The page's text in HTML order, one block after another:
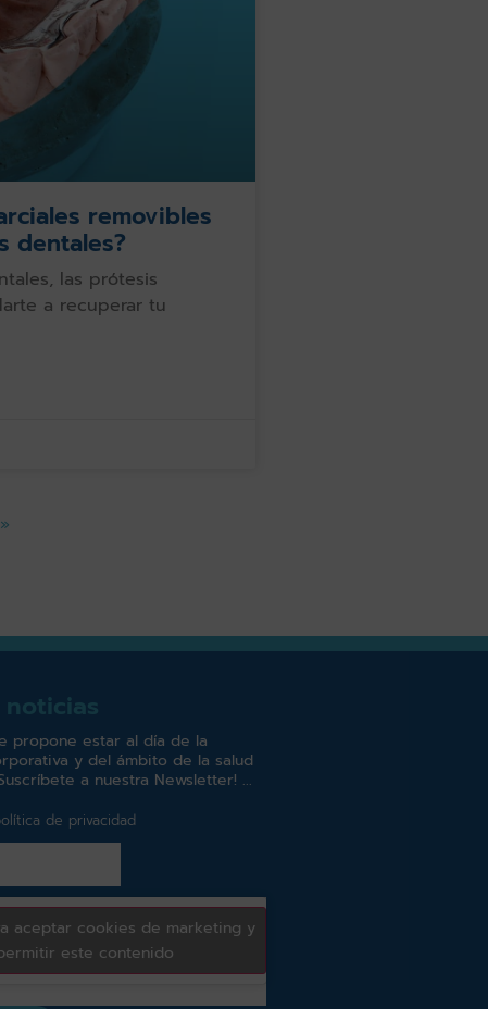
removibles
dentales?
las prótesis
a recuperar tu
propone estar al día de la
y del ámbito de la salud
a nuestra Newsletter!
de privacidad
aceptar cookies de marketing y
este contenido